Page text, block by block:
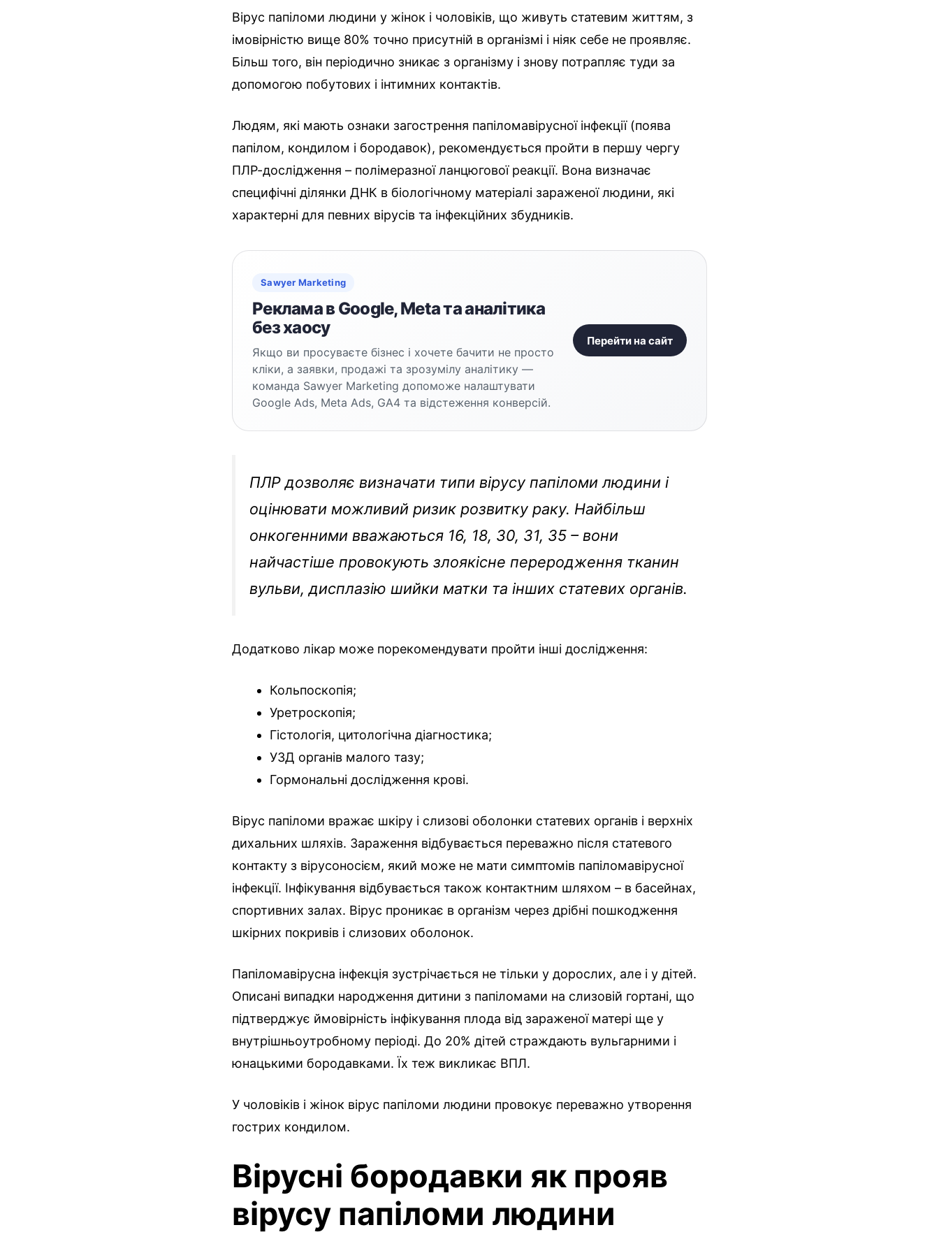
Вірус папіломи людини у жінок і чоловіків, що живуть статевим життям, з
імовірністю вище 80% точно присутній в організмі і ніяк себе не проявляє.
Більш того, він періодично зникає з організму і знову потрапляє туди за
допомогою побутових і інтимних контактів.
Людям, які мають ознаки загострення папіломавірусної інфекції (поява
папілом, кондилом і бородавок), рекомендується пройти в першу чергу
ПЛР-дослідження – полімеразної ланцюгової реакції. Вона визначає
специфічні ділянки ДНК в біологічному матеріалі зараженої людини, які
характерні для певних вірусів та інфекційних збудників.
Sawyer Marketing
Реклама в Google, Meta та аналітика
без хаосу
Якщо ви просуваєте бізнес і хочете бачити не просто
кліки, а заявки, продажі та зрозумілу аналітику —
команда Sawyer Marketing допоможе налаштувати
Google Ads, Meta Ads, GA4 та відстеження конверсій.
Перейти на сайт
ПЛР дозволяє визначати типи вірусу папіломи людини і
оцінювати можливий ризик розвитку раку. Найбільш
онкогенними вважаються 16, 18, 30, 31, 35 – вони
найчастіше провокують злоякісне переродження тканин
вульви, дисплазію шийки матки та інших статевих органів.
Додатково лікар може порекомендувати пройти інші дослідження:
Кольпоскопія;
Уретроскопія;
Гістологія, цитологічна діагностика;
УЗД органів малого тазу;
Гормональні дослідження крові.
Вірус папіломи вражає шкіру і слизові оболонки статевих органів і верхніх
дихальних шляхів. Зараження відбувається переважно після статевого
контакту з вірусоносієм, який може не мати симптомів папіломавірусної
інфекції. Інфікування відбувається також контактним шляхом – в басейнах,
спортивних залах. Вірус проникає в організм через дрібні пошкодження
шкірних покривів і слизових оболонок.
Папіломавірусна інфекція зустрічається не тільки у дорослих, але і у дітей.
Описані випадки народження дитини з папіломами на слизовій гортані, що
підтверджує ймовірність інфікування плода від зараженої матері ще у
внутрішньоутробному періоді. До 20% дітей страждають вульгарними і
юнацькими бородавками. Їх теж викликає ВПЛ.
У чоловіків і жінок вірус папіломи людини провокує переважно утворення
гострих кондилом.
Вірусні бородавки як прояв
вірусу папіломи людини